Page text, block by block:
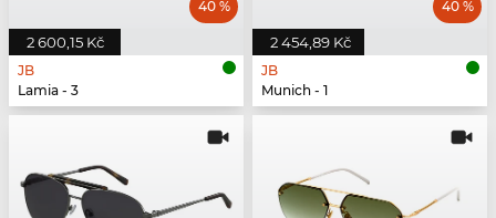
2 600,15 Kč
40 %
JB
Lamia - 3
2 454,89 Kč
40 %
JB
Munich - 1